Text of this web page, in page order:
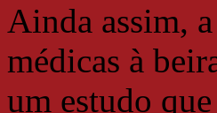
Ainda assim,
médicas à
um estudo